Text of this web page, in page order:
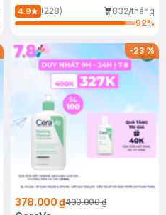
4.9 (228)
832/tháng
92%
-23%
378.000 ₫490.000 ₫